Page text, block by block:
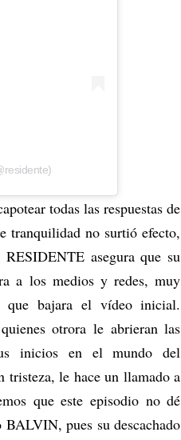
todas las respuestas de
tranquilidad no surtió efecto,
asegura que su
a los medios y redes, muy
bajara el vídeo inicial.
otrora le abrieran las
inicios en el mundo del
tristeza, le hace un llamado a
que este episodio no dé
pues su descachado